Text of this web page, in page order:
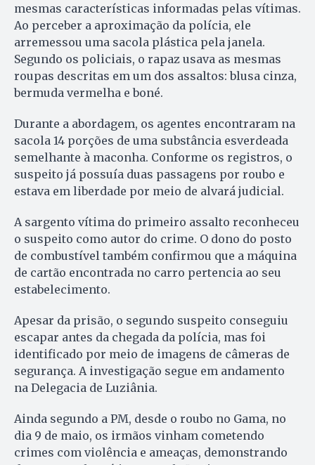
mesmas características informadas pelas vítimas.
Ao perceber a aproximação da polícia, ele
arremessou uma sacola plástica pela janela.
Segundo os policiais, o rapaz usava as mesmas
roupas descritas em um dos assaltos: blusa cinza,
bermuda vermelha e boné.
Durante a abordagem, os agentes encontraram na
sacola 14 porções de uma substância esverdeada
semelhante à maconha. Conforme os registros, o
suspeito já possuía duas passagens por roubo e
estava em liberdade por meio de alvará judicial.
A sargento vítima do primeiro assalto reconheceu
o suspeito como autor do crime. O dono do posto
de combustível também confirmou que a máquina
de cartão encontrada no carro pertencia ao seu
estabelecimento.
Apesar da prisão, o segundo suspeito conseguiu
escapar antes da chegada da polícia, mas foi
identificado por meio de imagens de câmeras de
segurança. A investigação segue em andamento
na Delegacia de Luziânia.
Ainda segundo a PM, desde o roubo no Gama, no
dia 9 de maio, os irmãos vinham cometendo
crimes com violência e ameaças, demonstrando